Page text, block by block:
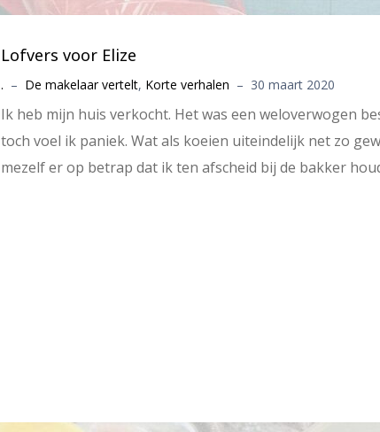
Lofvers voor Elize
. – De makelaar vertelt, Korte verhalen – 30 maart 2020
Ik heb mijn huis verkocht. Het was een weloverwogen
toch voel ik paniek. Wat als koeien uiteindelijk net zo
mezelf er op betrap dat ik ten afscheid bij de bakker